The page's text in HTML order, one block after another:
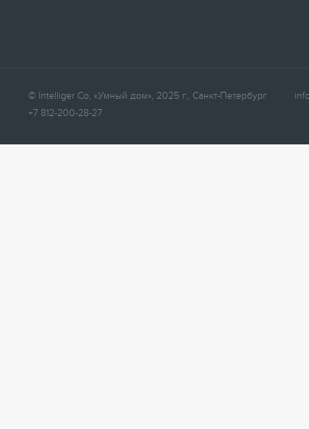
© Intelliger Co, «Умный дом», 2025 г., Санкт-Петербург
+7 812-200-28-27